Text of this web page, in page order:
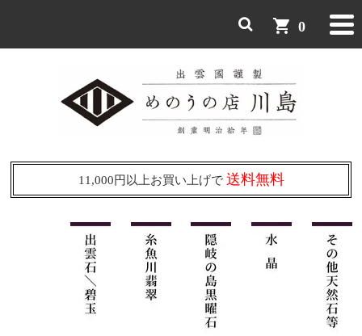
shopping_cart 0
11,000円以上お買い上げで 送料無料